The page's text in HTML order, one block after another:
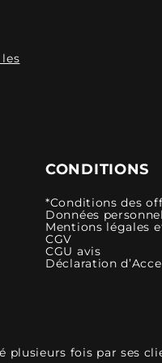
CONDITIONS
*Conditions des
Données
Mentions légales
CGV
CGU avis
Déclaration
plusieurs fois par ses